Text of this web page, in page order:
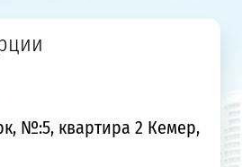
№:5, квартира 2 Кемер,